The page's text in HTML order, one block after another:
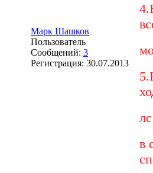
Марк Шашков
Пользователь
Сообщений: 3
Регистрация: 30.07.2013
в